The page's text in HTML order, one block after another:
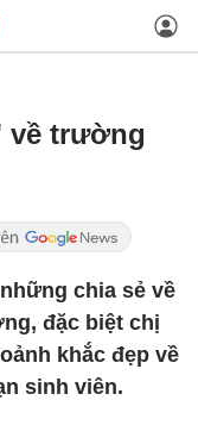
về trường
chia sẻ về
đặc biệt chị
khắc đẹp về
sinh viên.